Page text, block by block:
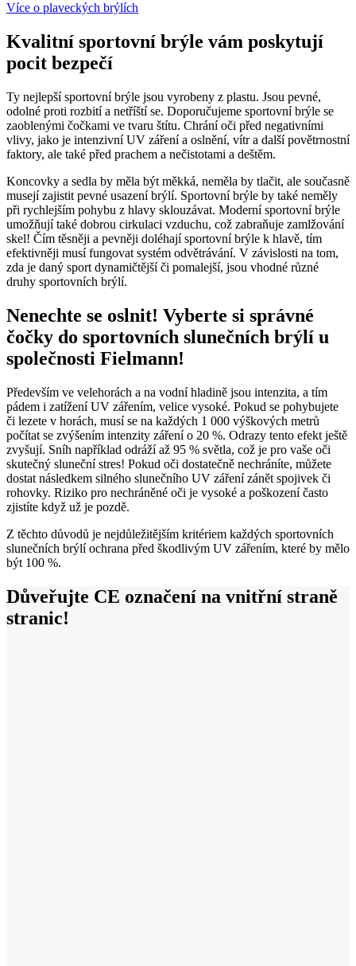
Více o plaveckých brýlích
Kvalitní sportovní brýle vám poskytují
pocit bezpečí
Ty nejlepší sportovní brýle jsou vyrobeny z plastu. Jsou pevné,
odolné proti rozbití a netříští se. Doporučujeme sportovní brýle se
zaoblenými čočkami ve tvaru štítu. Chrání oči před negativními
vlivy, jako je intenzivní UV záření a oslnění, vítr a další povětrnostní
faktory, ale také před prachem a nečistotami a deštěm.
Koncovky a sedla by měla být měkká, neměla by tlačit, ale současně
musejí zajistit pevné usazení brýlí. Sportovní brýle by také neměly
při rychlejším pohybu z hlavy sklouzávat. Moderní sportovní brýle
umožňují také dobrou cirkulaci vzduchu, což zabraňuje zamlžování
skel! Čím těsněji a pevněji doléhají sportovní brýle k hlavě, tím
efektivněji musí fungovat systém odvětrávání. V závislosti na tom,
zda je daný sport dynamičtější či pomalejší, jsou vhodné různé
druhy sportovních brýlí.
Nenechte se oslnit! Vyberte si správné
čočky do sportovních slunečních brýlí u
společnosti Fielmann!
Především ve velehorách a na vodní hladině jsou intenzita, a tím
pádem i zatížení UV zářením, velice vysoké. Pokud se pohybujete
či lezete v horách, musí se na každých 1 000 výškových metrů
počítat se zvýšením intenzity záření o 20 %. Odrazy tento efekt ještě
zvyšují. Sníh například odráží až 95 % světla, což je pro vaše oči
skutečný sluneční stres! Pokud oči dostatečně nechráníte, můžete
dostat následkem silného slunečního UV záření zánět spojivek či
rohovky. Riziko pro nechráněné oči je vysoké a poškození často
zjistíte když už je pozdě.
Z těchto důvodů je nejdůležitějším kritériem každých sportovních
slunečních brýlí ochrana před škodlivým UV zářením, které by mělo
být 100 %.
Důveřujte CE označení na vnitřní straně
stranic!